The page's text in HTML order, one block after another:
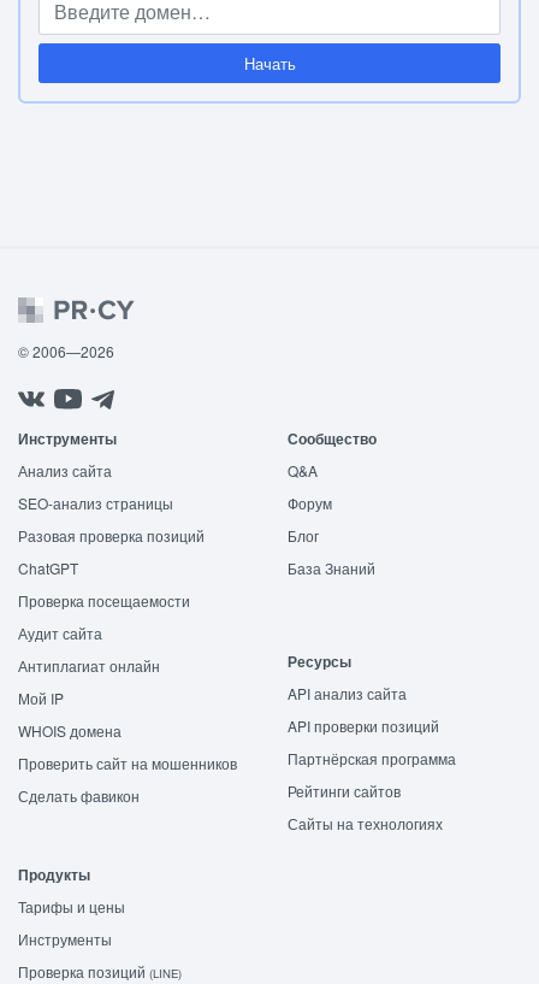
Начать
© 2006—2026
Инструменты
Анализ сайта
SEO-анализ страницы
Разовая проверка позиций
ChatGPT
Проверка посещаемости
Аудит сайта
Антиплагиат онлайн
Мой IP
WHOIS домена
Проверить сайт на мошенников
Сделать фавикон
Сообщество
Q&A
Форум
Блог
База Знаний
Ресурсы
API анализ сайта
API проверки позиций
Партнёрская программа
Рейтинги сайтов
Сайты на технологиях
Продукты
Тарифы и цены
Инструменты
Проверка позиций (LINE)